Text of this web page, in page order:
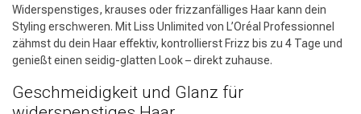
Widerspenstiges, krauses oder frizzanfälliges Haar kann dein
Styling erschweren. Mit Liss Unlimited von L’Oréal Professionnel
zähmst du dein Haar effektiv, kontrollierst Frizz bis zu 4 Tage und
genießt einen seidig-glatten Look – direkt zuhause.
Geschmeidigkeit und Glanz für